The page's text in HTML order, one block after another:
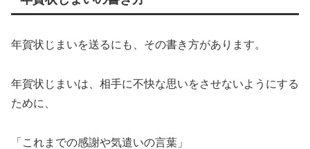
年賀状じまいを送るにも、その書き方があります。
年賀状じまいは、相手に不快な思いをさせないようにする
ために、
「これまでの感謝や気遣いの言葉」